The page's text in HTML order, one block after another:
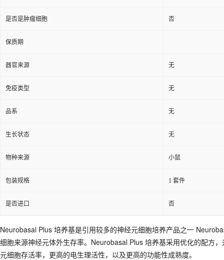
是否是肿瘤细胞 否
保质期
器官来源 无
免疫类型 无
品系 无
生长状态 无
物种来源 小鼠
包装规格 1 套件
是否进口 否
Neurobasal Plus 培养基是引用较多的神经元细胞培养产品之一
细胞来源神经元体外生存率。Neurobasal Plus 培养基采用优化的配方
元细胞存活率，更高的电生理活性，以及更高的功能性成熟度。